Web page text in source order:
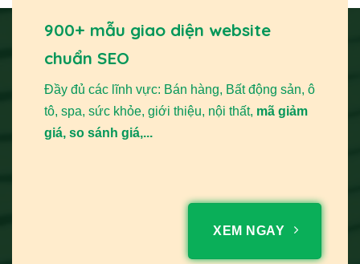
900+ mẫu giao diện website
chuẩn SEO
Đầy đủ các lĩnh vực: Bán hàng, Bất động sản, ô
tô, spa, sức khỏe, giới thiệu, nội thất, mã giảm
giá, so sánh giá,...
XEM NGAY